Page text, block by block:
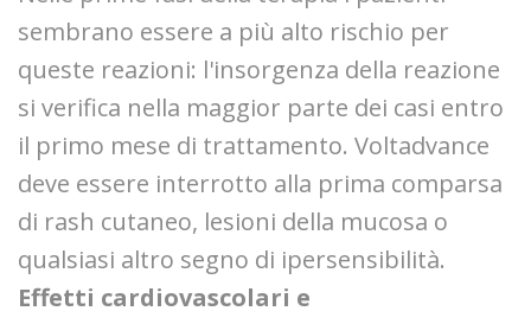
sembrano essere a più alto rischio per
queste reazioni: l'insorgenza della reazione
si verifica nella maggior parte dei casi entro
il primo mese di trattamento. Voltadvance
deve essere interrotto alla prima comparsa
di rash cutaneo, lesioni della mucosa o
qualsiasi altro segno di ipersensibilità.
Effetti cardiovascolari e